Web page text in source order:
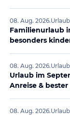
08. Aug. 2026.
Familienurlaub
besonders
08. Aug. 2026.
Urlaub im
Anreise & bester
08. Aug. 2026.